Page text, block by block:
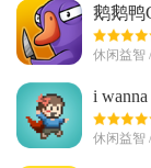
鹅鹅鸭
安卓完
休闲益智
i
文版
休闲益智